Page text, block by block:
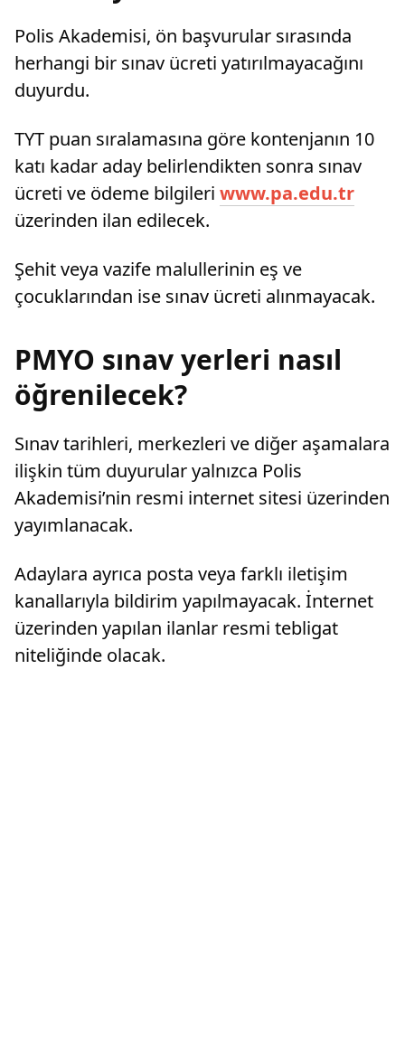
Polis Akademisi, ön başvurular sırasında
herhangi bir sınav ücreti yatırılmayacağını
duyurdu.
TYT puan sıralamasına göre kontenjanın 10
katı kadar aday belirlendikten sonra sınav
ücreti ve ödeme bilgileri www.pa.edu.tr
üzerinden ilan edilecek.
Şehit veya vazife malullerinin eş ve
çocuklarından ise sınav ücreti alınmayacak.
PMYO sınav yerleri nasıl
öğrenilecek?
Sınav tarihleri, merkezleri ve diğer aşamalara
ilişkin tüm duyurular yalnızca Polis
Akademisi’nin resmi internet sitesi üzerinden
yayımlanacak.
Adaylara ayrıca posta veya farklı iletişim
kanallarıyla bildirim yapılmayacak. İnternet
üzerinden yapılan ilanlar resmi tebligat
niteliğinde olacak.